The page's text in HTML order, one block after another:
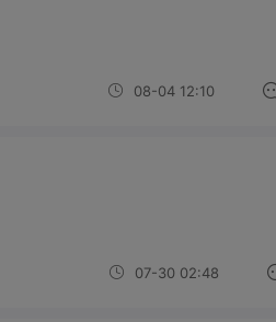
08-04 12:10
07-30 02:48